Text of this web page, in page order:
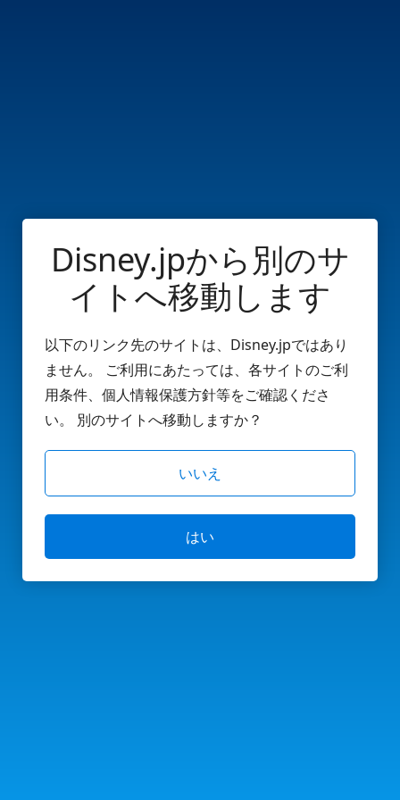
Disney.jpから別のサ
イトへ移動します
以下のリンク先のサイトは、Disney.jpではあり
ません。 ご利用にあたっては、各サイトのご利
用条件、個人情報保護方針等をご確認くださ
い。 別のサイトへ移動しますか？
いいえ
はい